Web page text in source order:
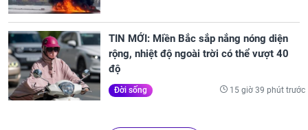
TIN MỚI: Miền Bắc sắp nắng nóng diện
rộng, nhiệt độ ngoài trời có thể vượt 40
độ
Đời sống 15 giờ 39 phút trước